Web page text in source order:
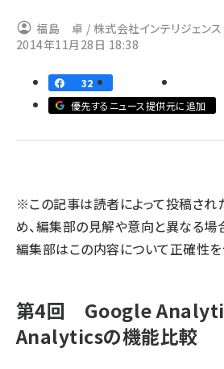
note (2312)
z世代 (1622)
福島 卓 / 株式会社インテリジェンス
ズ
2014年11月28日 18:38
32
優先するニュース提供元に追加
※この記事は読者によって投稿され
め、編集部の見解や意向と異なる場合
編集部はこの内容について正確性を
第4回 Google
Analyticsの機能比較